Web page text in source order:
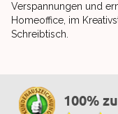
Verspannungen und
Homeoffice, im
Schreibtisch.
100%